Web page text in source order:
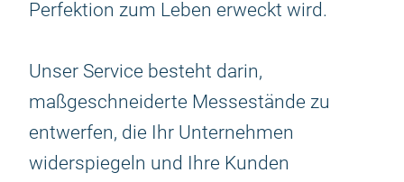
Perfektion zum Leben erweckt wird.
Unser Service besteht darin,
maßgeschneiderte Messestände zu
entwerfen, die Ihr Unternehmen
widerspiegeln und Ihre Kunden